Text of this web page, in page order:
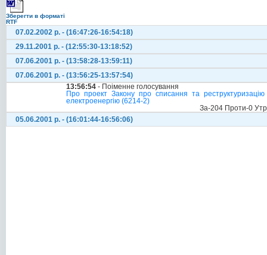
Зберегти в форматі
RTF
07.02.2002 р. - (16:47:26-16:54:18)
29.11.2001 р. - (12:55:30-13:18:52)
07.06.2001 р. - (13:58:28-13:59:11)
07.06.2001 р. - (13:56:25-13:57:54)
13:56:54 - Поіменне голосування
Про проект Закону про списання та
електроенергію (6214-2)
За-204 Проти-0
05.06.2001 р. - (16:01:44-16:56:06)